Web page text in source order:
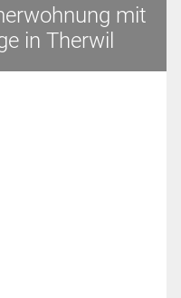
mit
in Therwil